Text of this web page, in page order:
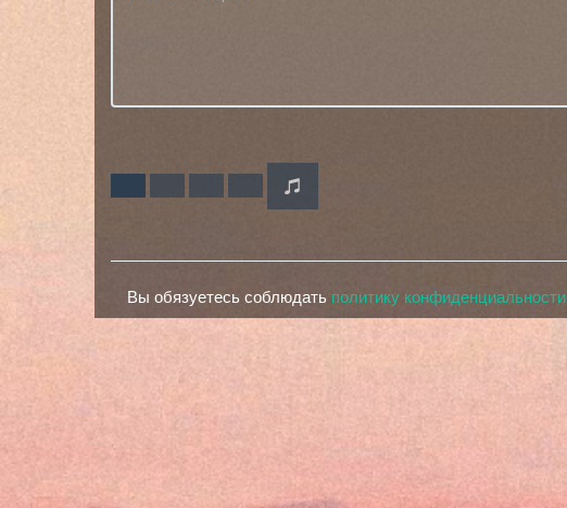
Вы обязуетесь соблюдать политику конфиденциальности